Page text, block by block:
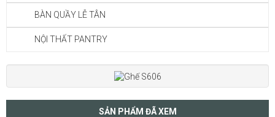
BÀN QUẦY LỄ TÂN
NỘI THẤT PANTRY
SẢN PHẨM ĐÃ XEM